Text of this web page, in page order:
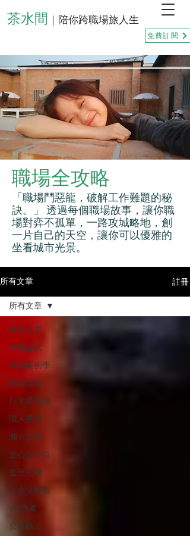
茶水間 ｜陪你跨職場旅人生
免費訂閱
職場全攻略
「職場鬥惡龍，破解工作難題的秘
訣。」 透過每個職場故事，讓你職
場對弈不孤單，一路攻城略地，創
一片自己的天空，讓你可以優雅的
坐看城市光景。
所有文章 註冊
所有文章
求職面試
職場案例學
職場攻略
行李愛飛翔
職人書選
懶人沙發
左心房空位
生活拾穗
汗水交響曲
VIP專屬
公益路上
所有文章